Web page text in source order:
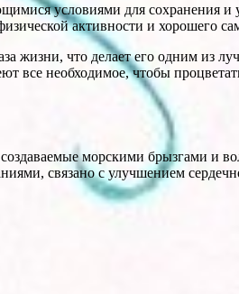
условиями для сохранения и
активности и хорошего
жизни, что делает его одним из
все необходимое, чтобы
морскими брызгами и
связано с улучшением